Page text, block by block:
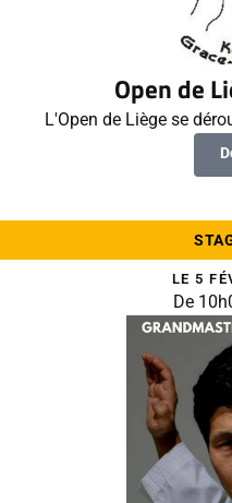
Open de
L'Open de Liège se
LE 5
De